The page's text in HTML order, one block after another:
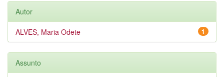
Autor
1
ALVES, Maria Odete
Assunto